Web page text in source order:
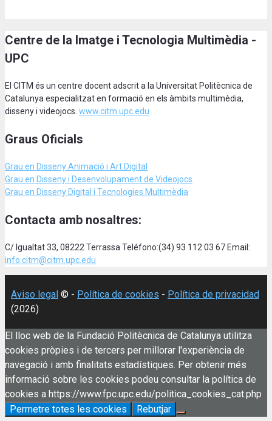
Centre de la Imatge i Tecnologia Multimèdia -
UPC
El CITM és un centre docent adscrit a la Universitat Politècnica de
Catalunya especialitzat en formació en els àmbits multimèdia,
disseny i videojocs. www.citm.upc.edu
Graus Oficials
Grau en Disseny Animació i Art Digital
Grau en Disseny i Desenvolupament de Videojocs
Grau en Disseny Digital i Tecnologies Multimèdia
Contacta amb nosaltres:
C/ Igualtat 33, 08222 Terrassa Teléfono:(34) 93 112 03 67 Email:
info.citm@citm.upc.edu
Aviso legal © - Política de cookies - Política de privacidad
(2026)
El lloc web de la Fundació Politècnica de Catalunya utilitza
cookies pròpies i de tercers per millorar l'experiència de
navegació i amb finalitats estadístiques. Per obtenir més
informació sobre les cookies podeu consultar la política de
cookies a https://www.fpc.upc.edu/politica_cookies_cat.php
Permetre totes les cookies
Rebutjar